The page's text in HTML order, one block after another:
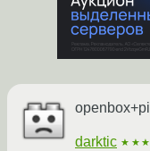
darktic ★★★